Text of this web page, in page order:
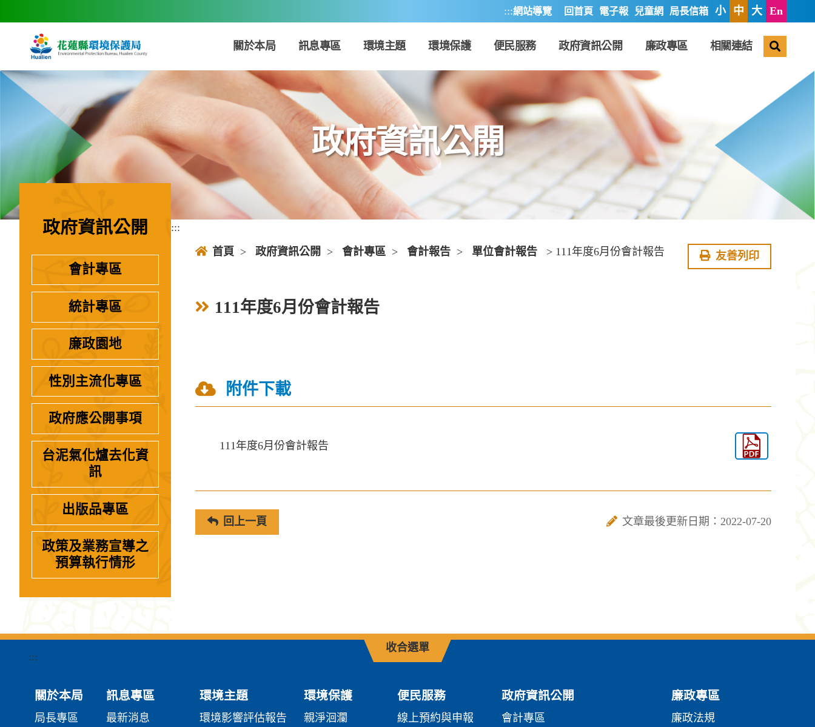
:::網站導覽 回首頁 電子報 兒童網 局長信箱 小 中 大 En
關於本局 訊息專區 環境主題 環境保護 便民服務 政府資訊公開 廉政專區 相關連結
政府資訊公開
政府資訊公開
會計專區
統計專區
廉政園地
性別主流化專區
政府應公開事項
台泥氣化爐去化資
訊
出版品專區
政策及業務宣導之
預算執行情形
:::
首頁 > 政府資訊公開 > 會計專區 > 會計報告 > 單位會計報告 > 111年度6月份會計報告 友善列印
111年度6月份會計報告
附件下載
111年度6月份會計報告
回上一頁 文章最後更新日期：2022-07-20
收合選單
:::
關於本局
局長專區
訊息專區
最新消息
環境主題
環境影響評估報告
環境保護
親淨洄瀾
便民服務
線上預約與申報
政府資訊公開
會計專區
廉政專區
廉政法規